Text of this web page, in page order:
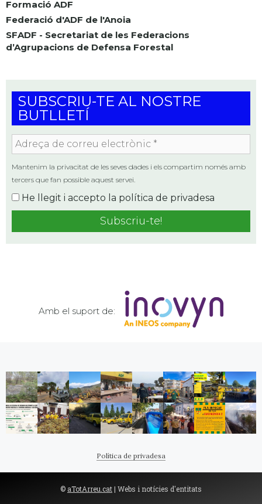
Formació ADF
Federació d'ADF de l'Anoia
SFADF - Secretariat de les Federacions
d’Agrupacions de Defensa Forestal
SUBSCRIU-TE AL NOSTRE
BUTLLETÍ
Adreça
de
correu
electrònic
*
Mantenim la privacitat de les seves dades i els compartim només amb
tercers que fan possible aquest servei.
He llegit i accepto la política de privadesa
Amb el suport de:
Política de privadesa
© aTotArreu.cat| Webs i notícies d'entitats